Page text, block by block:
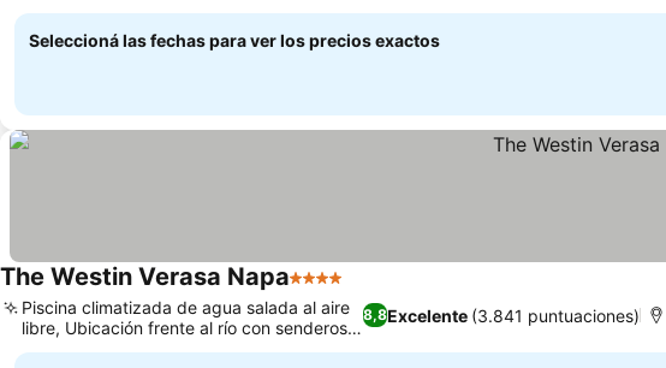
Seleccioná las fechas para ver los precios exactos
The Westin Verasa Napa4 Estrellas
8,8Excelente (3.841 puntuaciones)
Piscina climatizada de agua salada al aire
libre, Ubicación frente al río con senderos
para caminar.